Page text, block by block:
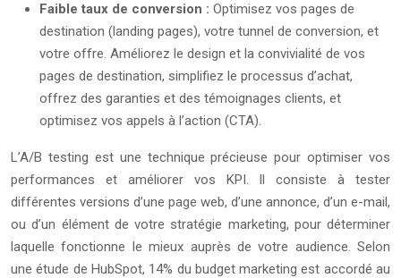
Faible taux de conversion : Optimisez vos pages de
destination (landing pages), votre tunnel de conversion, et
votre offre. Améliorez le design et la convivialité de vos
pages de destination, simplifiez le processus d’achat,
offrez des garanties et des témoignages clients, et
optimisez vos appels à l’action (CTA).
L’A/B testing est une technique précieuse pour optimiser vos
performances et améliorer vos KPI. Il consiste à tester
différentes versions d’une page web, d’une annonce, d’un e-mail,
ou d’un élément de votre stratégie marketing, pour déterminer
laquelle fonctionne le mieux auprès de votre audience. Selon
une étude de HubSpot, 14% du budget marketing est accordé au